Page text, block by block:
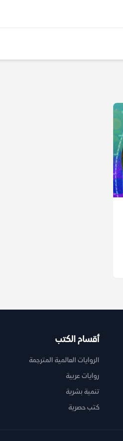
أقسام الكتب
الروايات العالمية المترجمة
روايات عربية
تنمية بشرية
كتب حصرية